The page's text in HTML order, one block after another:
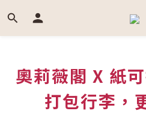
奧莉薇閣 X 紙
打包行李，